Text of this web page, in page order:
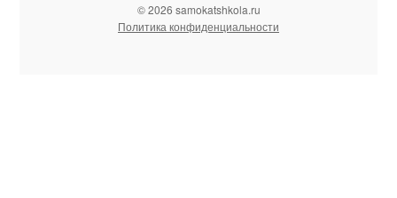
© 2026 samokatshkola.ru
Политика конфиденциальности